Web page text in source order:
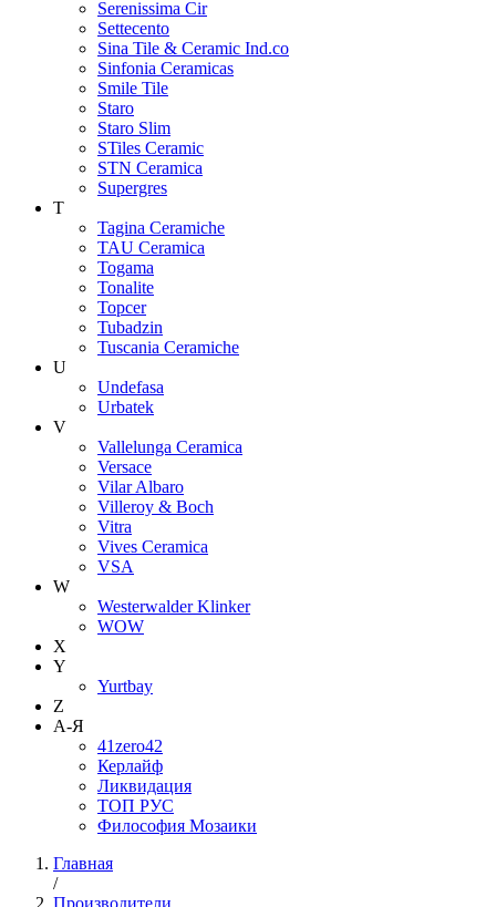
Serenissima Cir
Settecento
Sina Tile & Ceramic Ind.co
Sinfonia Ceramicas
Smile Tile
Staro
Staro Slim
STiles Ceramic
STN Ceramica
Supergres
T
Tagina Ceramiche
TAU Ceramica
Togama
Tonalite
Topcer
Tubadzin
Tuscania Ceramiche
U
Undefasa
Urbatek
V
Vallelunga Ceramica
Versace
Vilar Albaro
Villeroy & Boch
Vitra
Vives Ceramica
VSA
W
Westerwalder Klinker
WOW
X
Y
Yurtbay
Z
А-Я
41zero42
Керлайф
Ликвидация
ТОП РУС
Философия Мозаики
Главная
/
Производители